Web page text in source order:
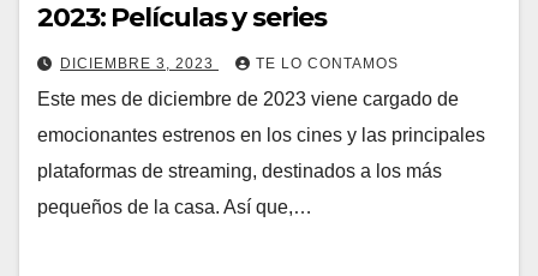
2023: Películas y series
DICIEMBRE 3, 2023 TE LO CONTAMOS
Este mes de diciembre de 2023 viene cargado de
emocionantes estrenos en los cines y las principales
plataformas de streaming, destinados a los más
pequeños de la casa. Así que,…